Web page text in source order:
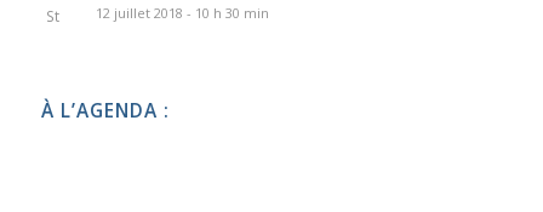
12 juillet 2018 - 10 h 30 min
À L’AGENDA :